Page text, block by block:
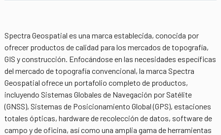
Spectra Geospatial es una marca establecida, conocida por
ofrecer productos de calidad para los mercados de topografía,
GIS y construcción. Enfocándose en las necesidades específicas
del mercado de topografía convencional, la marca Spectra
Geospatial ofrece un portafolio completo de productos,
incluyendo Sistemas Globales de Navegación por Satélite
(GNSS), Sistemas de Posicionamiento Global (GPS), estaciones
totales ópticas, hardware de recolección de datos, software de
campo y de oficina, así como una amplia gama de herramientas